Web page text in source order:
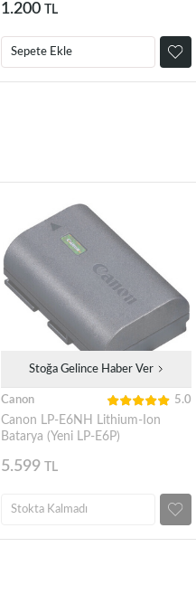
1.200 TL
Sepete Ekle
Stoğa Gelince Haber Ver
Canon 5.0
Canon LP-E6NH Lithium-Ion
Batarya (Yeni LP-E6P)
5.599 TL
Stokta Kalmadı